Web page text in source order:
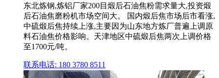
东北炼钢,炼铝厂家200目煅后石油焦粉需求量大,投资煅
后石油焦磨粉机市场空间大。 国内煅后焦市场后市看涨,
中硫煅后焦持续上涨,主要因为山东地方炼厂普遍上调原
料石油焦价格影响。天津地区中硫煅后焦两次上调价格
至1700元/吨。
联系电话: 180 3780 8511